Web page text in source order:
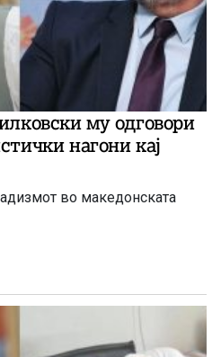
му одговори
нагони кај
во македонската